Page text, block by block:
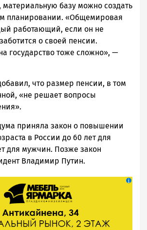
базу можно создать
планировании. «Общемировая
работающий, если он не
о своей пенсии.
государство тоже сложно», —
что размер пенсии, в том
«не решает вопросы
приняла закон о повышении
в России до 60 лет для
для мужчин. Позже закон
Владимир Путин.